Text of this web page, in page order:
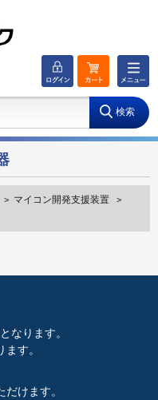
> マイコン開発支援装置 >
なります。
す。
けます。